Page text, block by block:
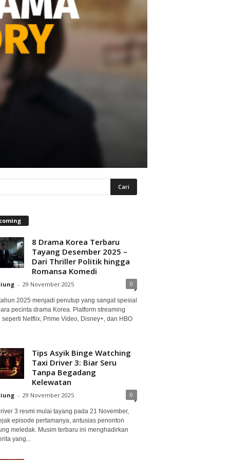
8 Drama Korea Terbaru
Tayang Desember 2025 –
Dari Thriller Politik hingga
Romansa Komedi
- 29 November 2025 0
2025 menjadi penutup yang sangat spesial
pecinta drama Korea. Platform streaming
Netflix, Prime Video, Disney+, dan HBO
Tips Asyik Binge Watching
Taxi Driver 3: Biar Seru
Tanpa Begadang
Kelewatan
- 29 November 2025 0
3 resmi mulai tayang pada 21 November,
episode pertamanya, antusias penonton
meledak. Musim terbaru ini menghadirkan
yang...